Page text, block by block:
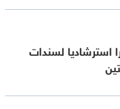
استرشاديا لسندات